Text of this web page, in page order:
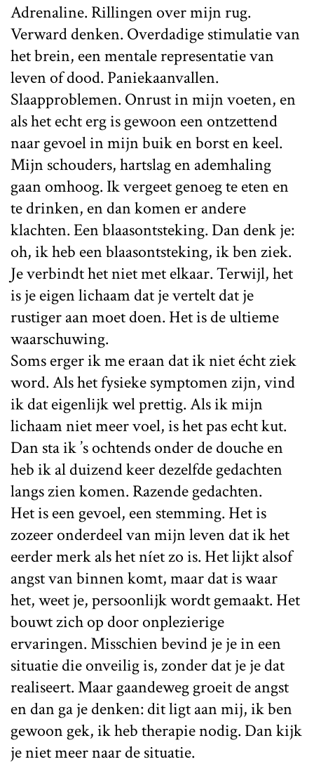
Adrenaline. Rillingen over mijn rug.
Verward denken. Overdadige stimulatie van
het brein, een mentale representatie van
leven of dood. Paniekaanvallen.
Slaapproblemen. Onrust in mijn voeten, en
als het echt erg is gewoon een ontzettend
naar gevoel in mijn buik en borst en keel.
Mijn schouders, hartslag en ademhaling
gaan omhoog. Ik vergeet genoeg te eten en
te drinken, en dan komen er andere
klachten. Een blaasontsteking. Dan denk je:
oh, ik heb een blaasontsteking, ik ben ziek.
Je verbindt het niet met elkaar. Terwijl, het
is je eigen lichaam dat je vertelt dat je
rustiger aan moet doen. Het is de ultieme
waarschuwing.
Soms erger ik me eraan dat ik niet écht ziek
word. Als het fysieke symptomen zijn, vind
ik dat eigenlijk wel prettig. Als ik mijn
lichaam niet meer voel, is het pas echt kut.
Dan sta ik ’s ochtends onder de douche en
heb ik al duizend keer dezelfde gedachten
langs zien komen. Razende gedachten.
Het is een gevoel, een stemming. Het is
zozeer onderdeel van mijn leven dat ik het
eerder merk als het níet zo is. Het lijkt alsof
angst van binnen komt, maar dat is waar
het, weet je, persoonlijk wordt gemaakt. Het
bouwt zich op door onplezierige
ervaringen. Misschien bevind je je in een
situatie die onveilig is, zonder dat je je dat
realiseert. Maar gaandeweg groeit de angst
en dan ga je denken: dit ligt aan mij, ik ben
gewoon gek, ik heb therapie nodig. Dan kijk
je niet meer naar de situatie.